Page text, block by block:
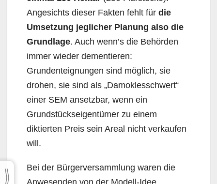
Angesichts dieser Fakten fehlt für die
Umsetzung jeglicher Planung also die
Grundlage. Auch wenn’s die Behörden
immer wieder dementieren:
Grundenteignungen sind möglich, sie
drohen, sie sind als „Damoklesschwert“
einer SEM ansetzbar, wenn ein
Grundstückseigentümer zu einem
diktierten Preis sein Areal nicht verkaufen
will.
Bei der Bürgerversammlung waren die
Anwesenden von der Modell-Idee